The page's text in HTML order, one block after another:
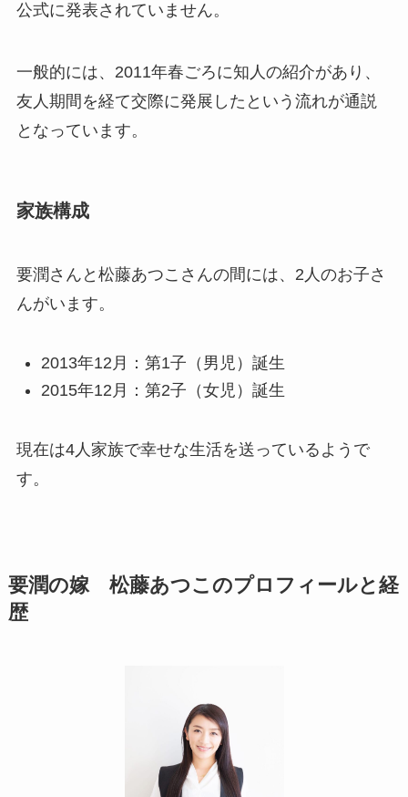
公式に発表されていません。
一般的には、2011年春ごろに知人の紹介があり、
友人期間を経て交際に発展したという流れが通説
となっています。
家族構成
要潤さんと松藤あつこさんの間には、2人のお子さ
んがいます。
2013年12月：第1子（男児）誕生
2015年12月：第2子（女児）誕生
現在は4人家族で幸せな生活を送っているようで
す。
要潤の嫁 松藤あつこのプロフィールと経
歴